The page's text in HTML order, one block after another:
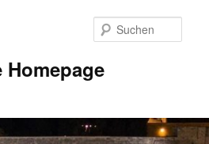
Homepage